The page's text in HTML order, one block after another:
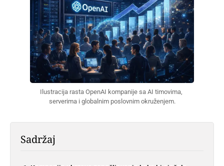
Ilustracija rasta OpenAI kompanije sa AI timovima,
serverima i globalnim poslovnim okruženjem.
Sadržaj